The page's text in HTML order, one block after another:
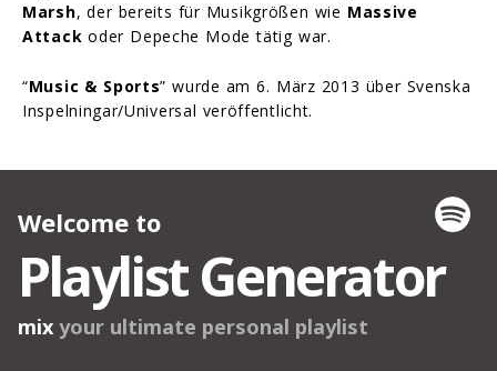
Marsh, der bereits für Musikgrößen wie Massive
Attack oder Depeche Mode tätig war.
“Music & Sports” wurde am 6. März 2013 über Svenska
Inspelningar/Universal veröffentlicht.